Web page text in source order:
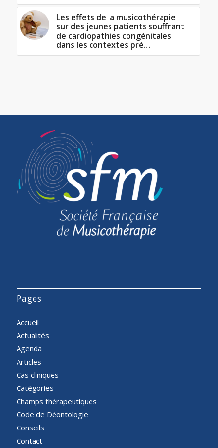
Les effets de la musicothérapie
sur des jeunes patients souffrant
de cardiopathies congénitales
dans les contextes pré…
Pages
Accueil
Actualités
Agenda
Articles
Cas cliniques
Catégories
Champs thérapeutiques
Code de Déontologie
Conseils
Contact